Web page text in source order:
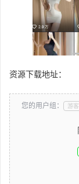
资源下载地址：
您的用户组： 游客